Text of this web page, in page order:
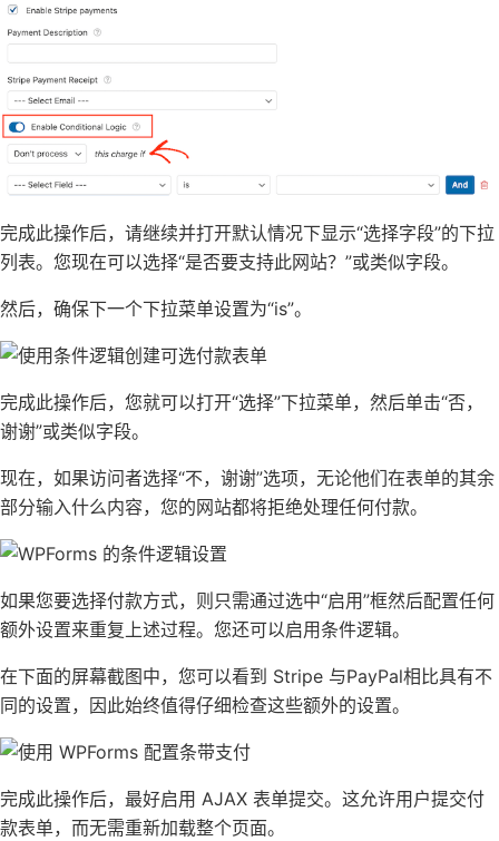
完成此操作后，请继续并打开默认情况下显示“选择字段”的下拉
列表。您现在可以选择“是否要支持此网站？”或类似字段。
然后，确保下一个下拉菜单设置为“is”。
完成此操作后，您就可以打开“选择”下拉菜单，然后单击“否，
谢谢”或类似字段。
现在，如果访问者选择“不，谢谢”选项，无论他们在表单的其余
部分输入什么内容，您的网站都将拒绝处理任何付款。
如果您要选择付款方式，则只需通过选中“启用”框然后配置任何
额外设置来重复上述过程。您还可以启用条件逻辑。
在下面的屏幕截图中，您可以看到 Stripe 与PayPal相比具有不
同的设置，因此始终值得仔细检查这些额外的设置。
完成此操作后，最好启用 AJAX 表单提交。这允许用户提交付
款表单，而无需重新加载整个页面。